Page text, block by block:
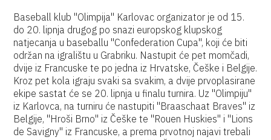
Baseball klub "Olimpija" Karlovac organizator je od 15.
do 20. lipnja drugog po snazi europskog klupskog
natjecanja u baseballu "Confederation Cupa", koji će biti
održan na igralištu u Grabriku. Nastupit će pet momčadi,
dvije iz Francuske te po jedna iz Hrvatske, Češke i Belgije.
Kroz pet kola igraju svaki sa svakim, a dvije prvoplasirane
ekipe sastat će se 20. lipnja u finalu turnira. Uz "Olimpiju"
iz Karlovca, na turniru će nastupiti "Braaschaat Braves" iz
Belgije, "Hroši Brno" iz Češke te "Rouen Huskies" i "Lions
de Savigny" iz Francuske, a prema prvotnoj najavi trebali